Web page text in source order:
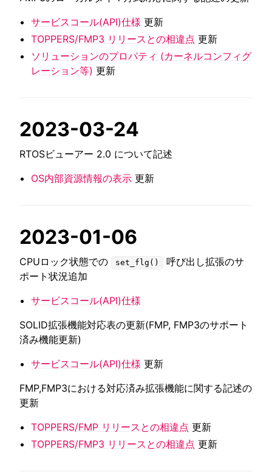
サービスコール(API)仕様 更新
TOPPERS/FMP3 リリースとの相違点 更新
ソリューションのプロパティ (カーネルコンフィグ
レーション等) 更新
2023-03-24
RTOSビューアー 2.0 について記述
OS内部資源情報の表示 更新
2023-01-06
CPUロック状態での set_flg()
呼び出し拡張のサ
ポート状況追加
サービスコール(API)仕様
SOLID拡張機能対応表の更新(FMP, FMP3のサポート
済み機能更新)
サービスコール(API)仕様 更新
FMP,FMP3における対応済み拡張機能に関する記述の
更新
TOPPERS/FMP リリースとの相違点 更新
TOPPERS/FMP3 リリースとの相違点 更新